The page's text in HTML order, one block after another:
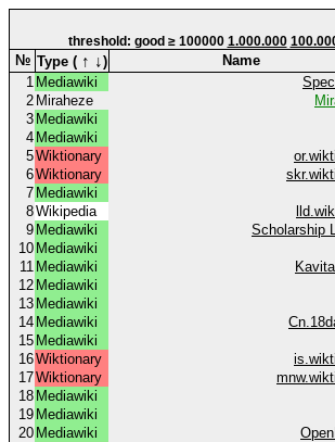
threshold: good ≥ 100000 1.000.000
№ Type ( ↑ ↓) Name
1 Mediawiki
2 Miraheze
3 Mediawiki
4 Mediawiki
5Wiktionary
6Wiktionary
7 Mediawiki
8Wikipedia
9 Mediawiki Scholarship
10 Mediawiki
11 Mediawiki
12 Mediawiki
13 Mediawiki
14 Mediawiki
15 Mediawiki
16Wiktionary
17Wiktionary
18 Mediawiki
19 Mediawiki
20 Mediawiki